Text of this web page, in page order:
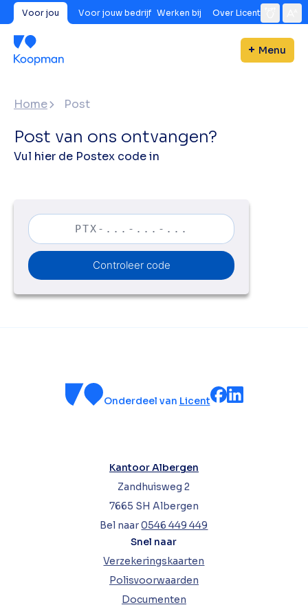
Voor jou Voor jouw bedrijf Werken bij Over Licent
Menu
Home Post
Post van ons ontvangen?
Vul hier de Postex code in
Controleer code
Onderdeel van Licent
Kantoor Albergen
Zandhuisweg 2
7665 SH Albergen
Bel naar0546 449 449
Snel naar
Verzekeringskaarten
Polisvoorwaarden
Documenten